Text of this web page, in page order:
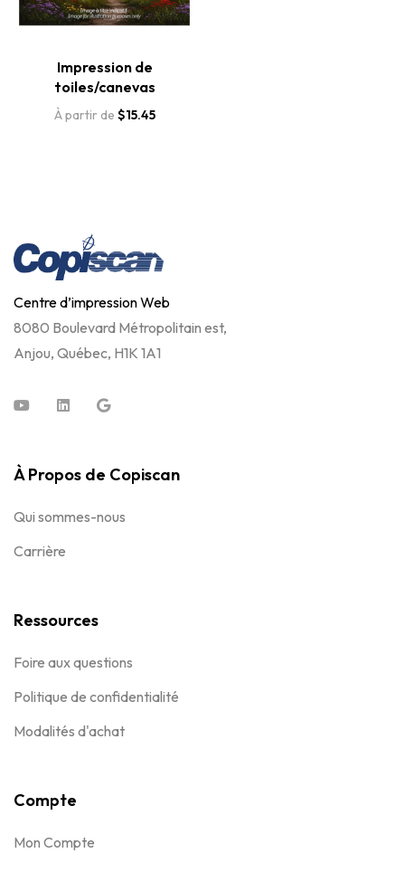
Impression de
toiles/canevas
À partir de $15.45
Centre d’impression Web
8080 Boulevard Métropolitain est,
Anjou, Québec, H1K 1A1
À Propos de Copiscan
Qui sommes-nous
Carrière
Ressources
Foire aux questions
Politique de confidentialité
Modalités d'achat
Compte
Mon Compte